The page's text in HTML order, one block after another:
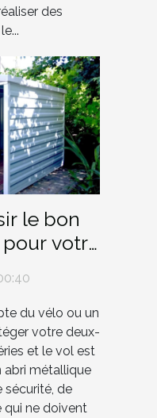
des
le bon
votre
du vélo ou un
votre deux-
et le vol est
abri métallique
sécurité, de
qui ne doivent